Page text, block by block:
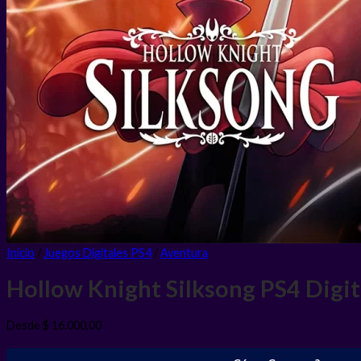
Inicio / Juegos Digitales PS4 /Aventura
Hollow Knight Silksong PS4
Desde $ 16.000,00